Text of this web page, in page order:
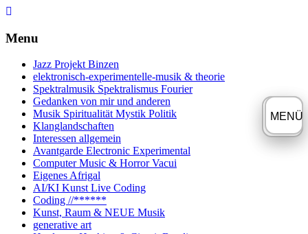
Skip
content
Menu
Jazz Projekt Binzen
elektronisch-experimentelle-musik & theorie
Spektralmusik Spektralismus Fourier
Gedanken von mir und anderen
Musik Spiritualität Mystik Politik
Klanglandschaften
Interessen allgemein
Avantgarde Electronic Experimental
Computer Music & Horror Vacui
Eigenes Afrigal
AI/KI Kunst Live Coding
Coding //******
Kunst, Raum & NEUE Musik
generative art
≡
MENÜ